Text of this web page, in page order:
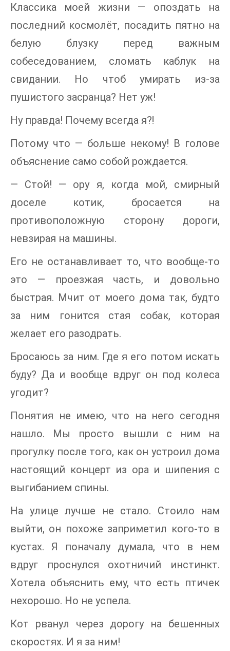
Классика моей жизни — опоздать на
последний космолёт, посадить пятно на
белую блузку перед важным
собеседованием, сломать каблук на
свидании. Но чтоб умирать из-за
пушистого засранца? Нет уж!
Ну правда! Почему всегда я⁈
Потому что — больше некому! В голове
объяснение само собой рождается.
— Стой! — ору я, когда мой, смирный
доселе котик, бросается на
противоположную сторону дороги,
невзирая на машины.
Его не останавливает то, что вообще-то
это — проезжая часть, и довольно
быстрая. Мчит от моего дома так, будто
за ним гонится стая собак, которая
желает его разодрать.
Бросаюсь за ним. Где я его потом искать
буду? Да и вообще вдруг он под колеса
угодит?
Понятия не имею, что на него сегодня
нашло. Мы просто вышли с ним на
прогулку после того, как он устроил дома
настоящий концерт из ора и шипения с
выгибанием спины.
На улице лучше не стало. Стоило нам
выйти, он похоже заприметил кого-то в
кустах. Я поначалу думала, что в нем
вдруг проснулся охотничий инстинкт.
Хотела объяснить ему, что есть птичек
нехорошо. Но не успела.
Кот рванул через дорогу на бешенных
скоростях. И я за ним!